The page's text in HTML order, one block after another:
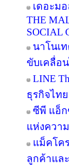
เดอะม
THE
SOCIAL
นาโนเ
ขับเคลื่อ
LINE
ธุรกิจไท
ซีพี แอ็ก
แห่งควา
แม็คโค
ลูกค้าแล